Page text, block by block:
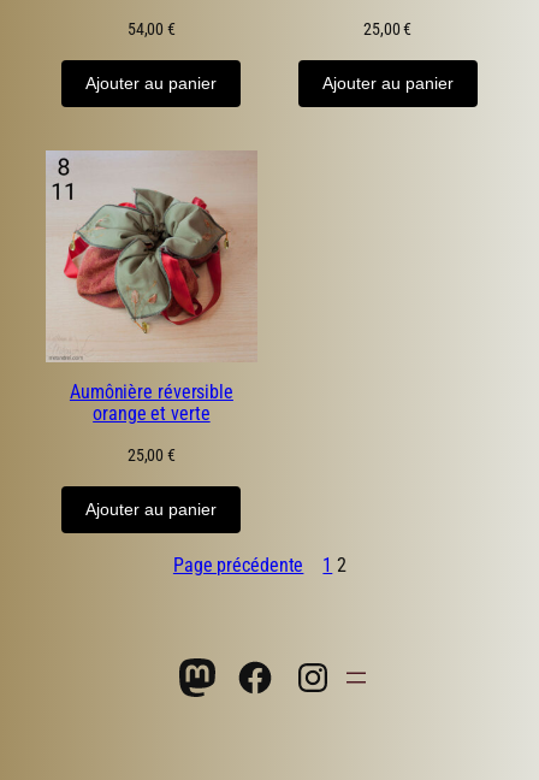
54,00€
Ajouter au panier
25,00€
Ajouter au panier
Aumônière réversible
orange et verte
25,00€
Ajouter au panier
Page précédente 1 2
Mastodon
Facebook
Instagram